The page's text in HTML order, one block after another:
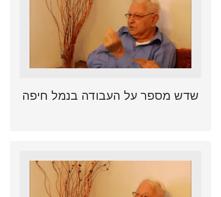
שדש מספר על העבודה בנמל חיפה